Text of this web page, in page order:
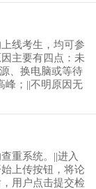
线考生，均可参
主要有四点：未
、换电脑或等待
峰；||不明原因无
重系统。||进入
上传按钮，将论
用户点击提交检